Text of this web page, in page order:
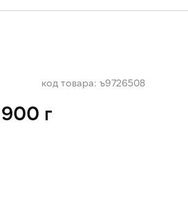
код товара: ъ9726508
г